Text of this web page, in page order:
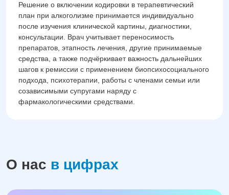
Решение о включении кодировки в терапевтический
план при алкоголизме принимается индивидуально
после изучения клинической картины, диагностики,
консультации. Врач учитывает переносимость
препаратов, этапность лечения, другие принимаемые
средства, а также подчёркивает важность дальнейших
шагов к ремиссии с применением биопсихосоциального
подхода, психотерапии, работы с членами семьи или
созависимыми супругами наряду с
фармакологическими средствами.
О нас в цифрах